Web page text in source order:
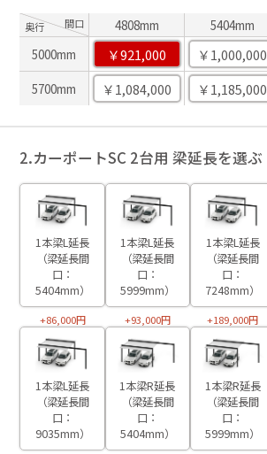
奥行 間口 4808mm 5404mm
5000mm
￥921,000 ￥1,000,000
5700mm ￥1,084,000 ￥1,185,000
2.カーポートSC 2台用 梁延長を選ぶ
1本梁L延長
（梁延長間
口：
5404mm）
+86,000円
1本梁L延長
（梁延長間
口：
5999mm）
+93,000円
1本梁L延長
（梁延長間
口：
7248mm）
+189,000円
1本梁L延長
（梁延長間
口：
9035mm）
1本梁R延長
（梁延長間
口：
5404mm）
1本梁R延長
（梁延長間
口：
5999mm）